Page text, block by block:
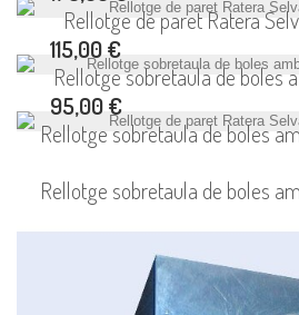
Rellotge de paret Ratera
Rellotge sobretaula de boles
115,00 €
Rellotge sobretaula de boles
95,00 €
Rellotge sobretaula de boles